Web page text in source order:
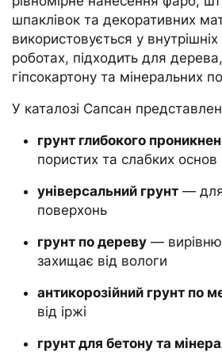
шпаклівок та декоративних
використовується у внутрішніх
роботах, підходить для
гіпсокартону та мінеральних
У каталозі Сапсан
грунт глибокого
пористих та слабких основ
універсальний грунт — для
поверхонь
грунт по дереву —
захищає від вологи
антикорозійний грунт по
від іржі
грунт для бетону та